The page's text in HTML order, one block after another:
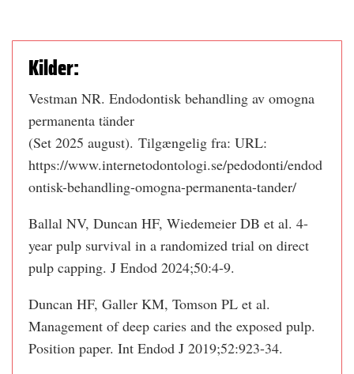
Kilder:
Vestman NR. Endodontisk behandling av omogna
permanenta tänder
(Set 2025 august). Tilgængelig fra: URL:
https://www.internetodontologi.se/pedodonti/endod
ontisk-behandling-omogna-permanenta-tander/
Ballal NV, Duncan HF, Wiedemeier DB et al. 4-
year pulp survival in a randomized trial on direct
pulp capping. J Endod 2024;50:4-9.
Duncan HF, Galler KM, Tomson PL et al.
Management of deep caries and the exposed pulp.
Position paper. Int Endod J 2019;52:923-34.